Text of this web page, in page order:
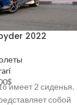
2022
$имеет 2 сиденья.
собой